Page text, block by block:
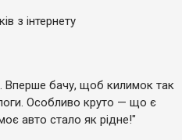
з інтернету
Вперше бачу, щоб килимок так
Особливо круто — що є
авто стало як рідне!"